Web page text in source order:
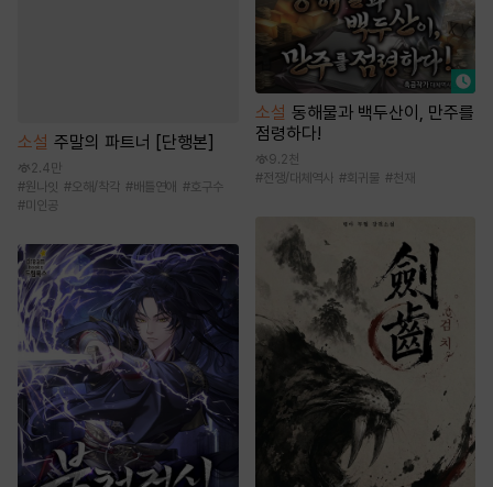
소설 주말의 파트너 [단행본]
2.4만
#원나잇 #오해/착각 #배틀연애 #호구수
#미인공
소설 동해물과 백두산이, 만주를
점령하다!
9.2천
#전쟁/대체역사 #회귀물 #천재